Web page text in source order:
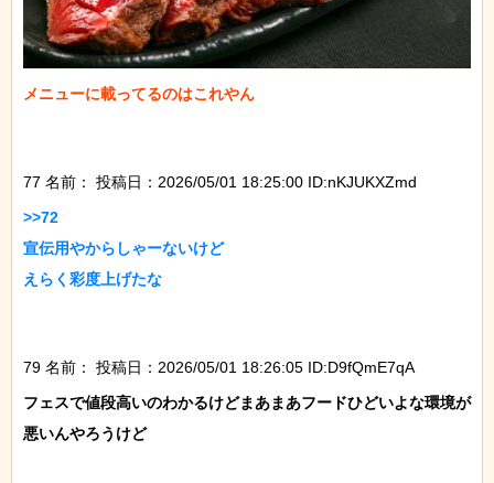
メニューに載ってるのはこれやん
77 名前：
投稿日：2026/05/01 18:25:00 ID:nKJUKXZmd
>>72
宣伝用やからしゃーないけど
えらく彩度上げたな
79 名前：
投稿日：2026/05/01 18:26:05 ID:D9fQmE7qA
フェスで値段高いのわかるけどまあまあフードひどいよな環境が
悪いんやろうけど